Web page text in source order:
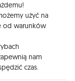
użyć na
od warunków
nam
czas.